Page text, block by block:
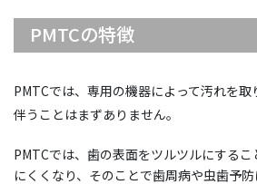
PMTCの特徴
PMTCでは、専用の機器によって汚れを
伴うことはまずありません。
PMTCでは、歯の表面をツルツルにする
にくくなり、そのことで歯周病や虫歯予防